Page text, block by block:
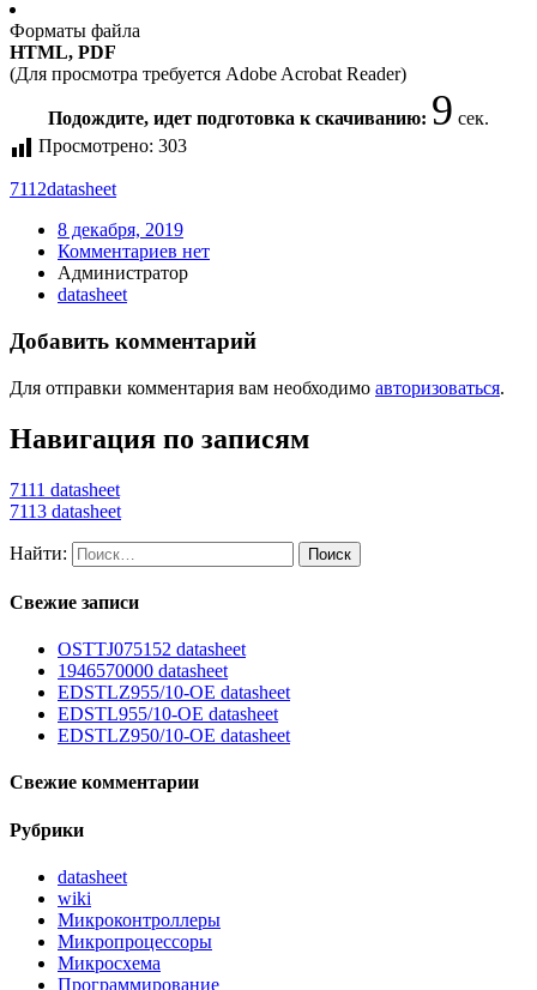
Форматы файла
HTML, PDF
(Для просмотра требуется Adobe Acrobat Reader)
Подождите, идет подготовка к скачиванию: 9 сек.
Просмотрено: 303
7112datasheet
8 декабря, 2019
Комментариев нет
Администратор
datasheet
Добавить комментарий
Для отправки комментария вам необходимо авторизоваться.
Навигация по записям
7111 datasheet
7113 datasheet
Найти:
Свежие записи
OSTTJ075152 datasheet
1946570000 datasheet
EDSTLZ955/10-OE datasheet
EDSTL955/10-OE datasheet
EDSTLZ950/10-OE datasheet
Свежие комментарии
Рубрики
datasheet
wiki
Микроконтроллеры
Микропроцессоры
Микросхема
Программирование